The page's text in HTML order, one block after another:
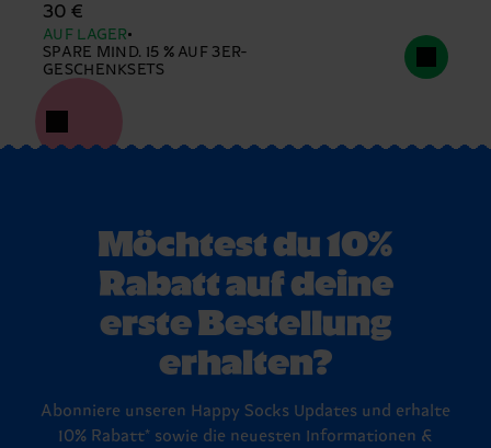
30 €
AUF LAGER
SPARE MIND. 15 % AUF 3ER-
GESCHENKSETS
Möchtest du 10%
Rabatt auf deine
erste Bestellung
erhalten?
Abonniere unseren Happy Socks Updates und erhalte
10% Rabatt* sowie die neuesten Informationen &